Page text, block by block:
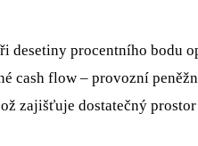
desetiny procentního
cash flow – provozní
zajišťuje dostatečný